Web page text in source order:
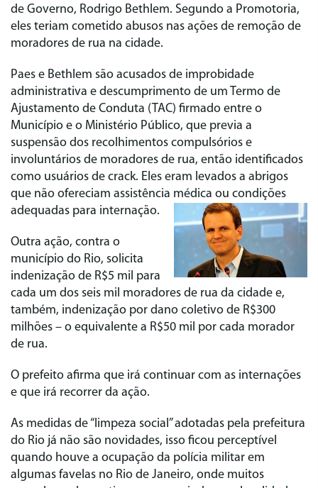
de Governo, Rodrigo Bethlem. Segundo a Promotoria,
eles teriam cometido abusos nas ações de remoção de
moradores de rua na cidade.
Paes e Bethlem são acusados de improbidade
administrativa e descumprimento de um Termo de
Ajustamento de Conduta (TAC) firmado entre o
Município e o Ministério Público, que previa a
suspensão dos recolhimentos compulsórios e
involuntários de moradores de rua, então identificados
como usuários de crack. Eles eram levados a abrigos
que não ofereciam assistência médica ou condições
adequadas para internação.
Outra ação, contra o
município do Rio, solicita
indenização de R$5 mil para
cada um dos seis mil moradores de rua da cidade e,
também, indenização por dano coletivo de R$300
milhões – o equivalente a R$50 mil por cada morador
de rua.
O prefeito afirma que irá continuar com as internações
e que irá recorrer da ação.
As medidas de “limpeza social” adotadas pela prefeitura
do Rio já não são novidades, isso ficou perceptível
quando houve a ocupação da polícia militar em
algumas favelas no Rio de Janeiro, onde muitos